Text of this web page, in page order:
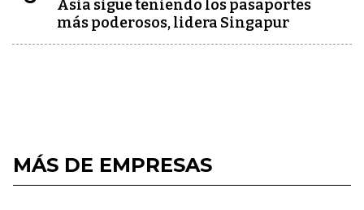
Asia sigue teniendo los pasaportes
más poderosos, lidera Singapur
MÁS DE EMPRESAS